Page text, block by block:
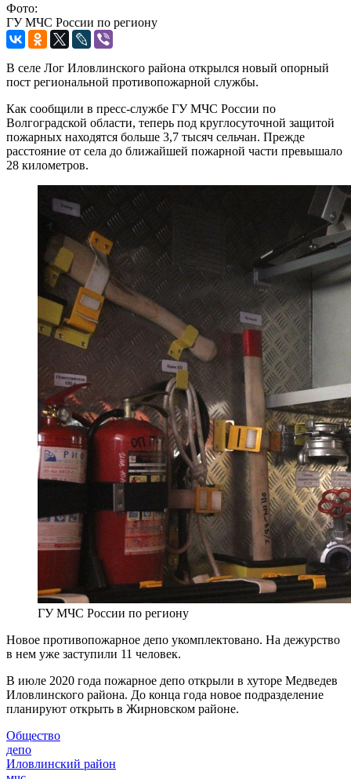
Фото:
ГУ МЧС России по региону
В селе Лог Иловлинского района открылся новый опорный
пост региональной противопожарной службы.
Как сообщили в пресс-службе ГУ МЧС России по
Волгоградской области, теперь под круглосуточной защитой
пожарных находятся больше 3,7 тысяч сельчан. Прежде
расстояние от села до ближайшей пожарной части превышало
28 километров.
ГУ МЧС России по региону
Новое противопожарное депо укомплектовано. На дежурство
в нем уже заступили 11 человек.
В июле 2020 года пожарное депо открыли в хуторе Медведев
Иловлинского района. До конца года новое подразделение
планируют открыть в Жирновском районе.
Общество
депо
Иловлинский район